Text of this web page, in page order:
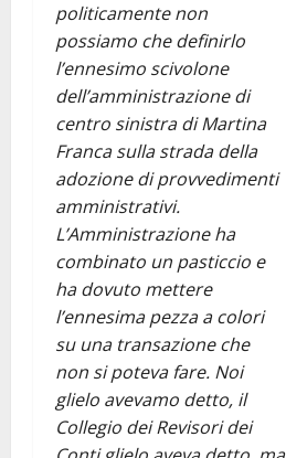
politicamente non
possiamo che definirlo
l’ennesimo scivolone
dell’amministrazione di
centro sinistra di Martina
Franca sulla strada della
adozione di provvedimenti
amministrativi.
L’Amministrazione ha
combinato un pasticcio e
ha dovuto mettere
l’ennesima pezza a colori
su una transazione che
non si poteva fare. Noi
glielo avevamo detto, il
Collegio dei Revisori dei